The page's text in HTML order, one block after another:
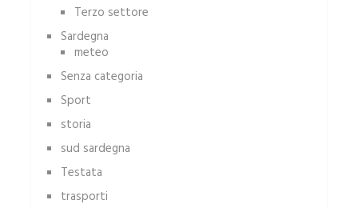
Terzo settore
Sardegna
meteo
Senza categoria
Sport
storia
sud sardegna
Testata
trasporti